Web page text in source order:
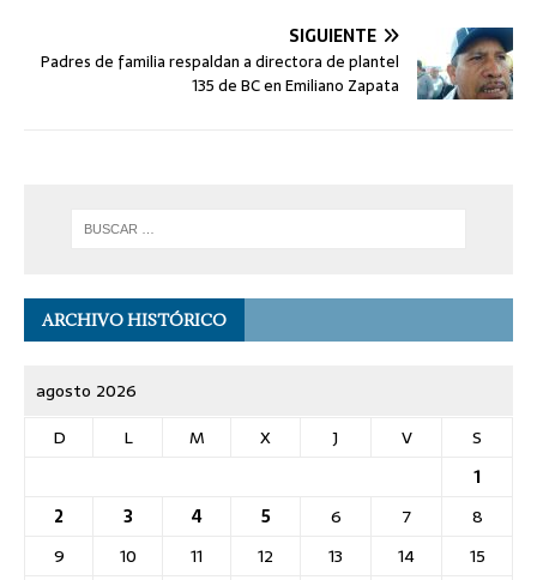
SIGUIENTE
Padres de familia respaldan a directora de plantel
135 de BC en Emiliano Zapata
ARCHIVO HISTÓRICO
agosto 2026
D
L M X J V
S
1
2
3 4 5 6 7
8
9
10 11 12 13 14
15